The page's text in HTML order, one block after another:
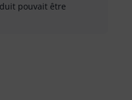
pouvait être